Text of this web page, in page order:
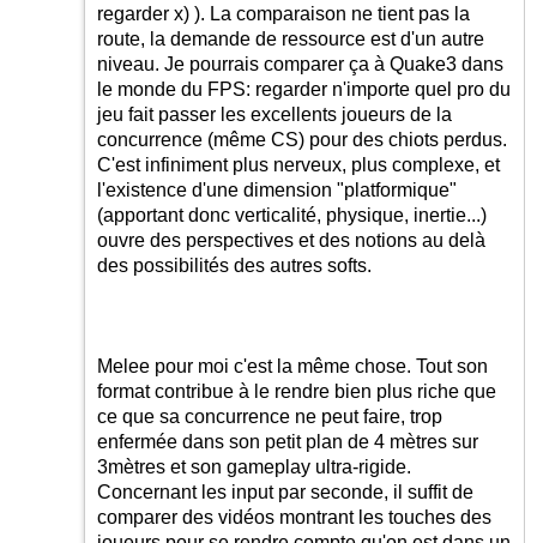
regarder x) ). La comparaison ne tient pas la
route, la demande de ressource est d'un autre
niveau. Je pourrais comparer ça à Quake3 dans
le monde du FPS: regarder n'importe quel pro du
jeu fait passer les excellents joueurs de la
concurrence (même CS) pour des chiots perdus.
C'est infiniment plus nerveux, plus complexe, et
l'existence d'une dimension "platformique"
(apportant donc verticalité, physique, inertie...)
ouvre des perspectives et des notions au delà
des possibilités des autres softs.
Melee pour moi c'est la même chose. Tout son
format contribue à le rendre bien plus riche que
ce que sa concurrence ne peut faire, trop
enfermée dans son petit plan de 4 mètres sur
3mètres et son gameplay ultra-rigide.
Concernant les input par seconde, il suffit de
comparer des vidéos montrant les touches des